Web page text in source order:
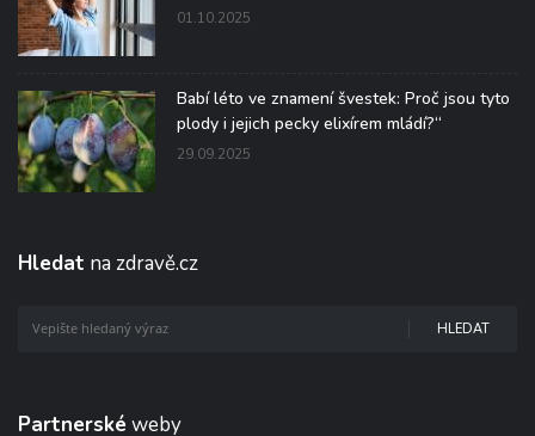
01.10.2025
Babí léto ve znamení švestek: Proč jsou tyto
plody i jejich pecky elixírem mládí?“
29.09.2025
Hledat na zdravě.cz
HLEDAT
Partnerské weby